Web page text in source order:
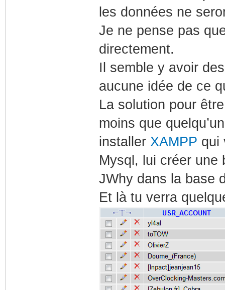
les données ne
Je ne pense pas
directement.
Il semble y avoir
aucune idée de ce
La solution pour
moins que
installer XAMPP qui
Mysql, lui créer une
JWhy dans la base
Et là tu verra